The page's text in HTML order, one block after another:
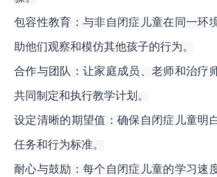
包容性教育：与非自闭症儿童在同一环
助他们观察和模仿其他孩子的行为。
合作与团队：让家庭成员、老师和治疗
共同制定和执行教学计划。
设定清晰的期望值：确保自闭症儿童明
任务和行为标准。
耐心与鼓励：每个自闭症儿童的学习速